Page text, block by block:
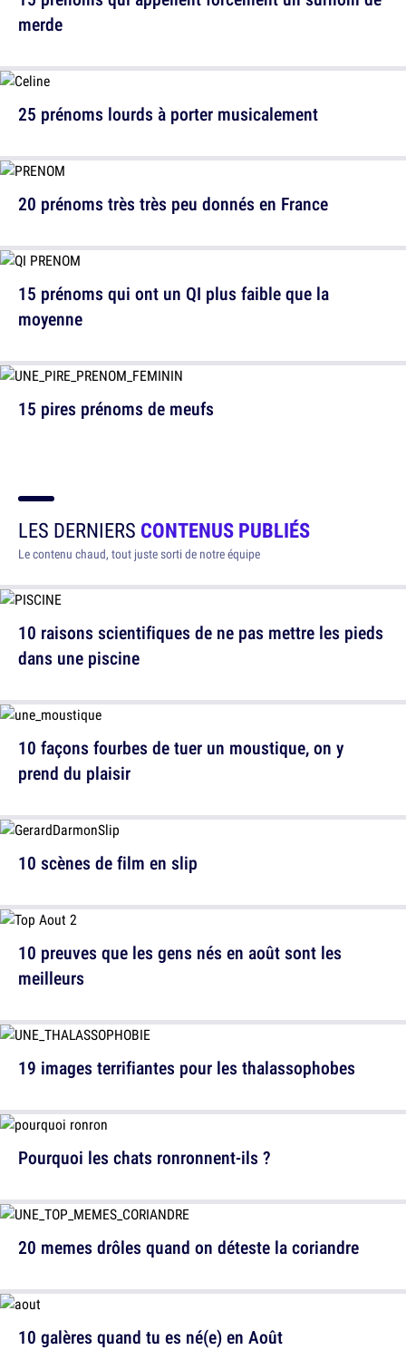
merde
20 prénoms très très peu donnés en France
15 pires prénoms de meufs
25 prénoms lourds à porter musicalement
15 prénoms qui ont un QI plus faible que la
moyenne
LES DERNIERS CONTENUS PUBLIÉS
Le contenu chaud, tout juste sorti de notre équipe
10 raisons scientifiques de ne pas mettre les pieds
dans une piscine
10 scènes de film en slip
19 images terrifiantes pour les thalassophobes
20 memes drôles quand on déteste la coriandre
10 façons fourbes de tuer un moustique, on y
prend du plaisir
10 preuves que les gens nés en août sont les
meilleurs
Pourquoi les chats ronronnent-ils ?
10 galères quand tu es né(e) en Août